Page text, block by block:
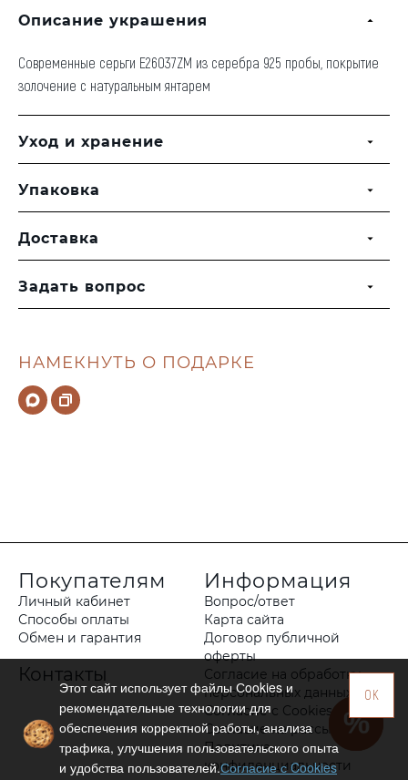
НАМЕКНУТЬ О ПОДАРКЕ
Описание украшения
Современные серьги E26037ZM из серебра 925 пробы, покрытие
золочение с натуральным янтарем
Уход и хранение
Упаковка
Доставка
Задать вопрос
Покупателям
Личный кабинет
Способы оплаты
Обмен и гарантия
Контакты
Информация
Вопрос/ответ
Карта сайта
Договор публичной
оферты
Согласие на обработку
персональных данных
Согласие с Cookies
Согласие на рассылку
Политика
конфиденциальности
OK
Этот сайт использует файлы Сookies и
рекомендательные технологии для
обеспечения корректной работы, анализа
трафика, улучшения пользовательского опыта
и удобства пользователей.Согласие с Cookies